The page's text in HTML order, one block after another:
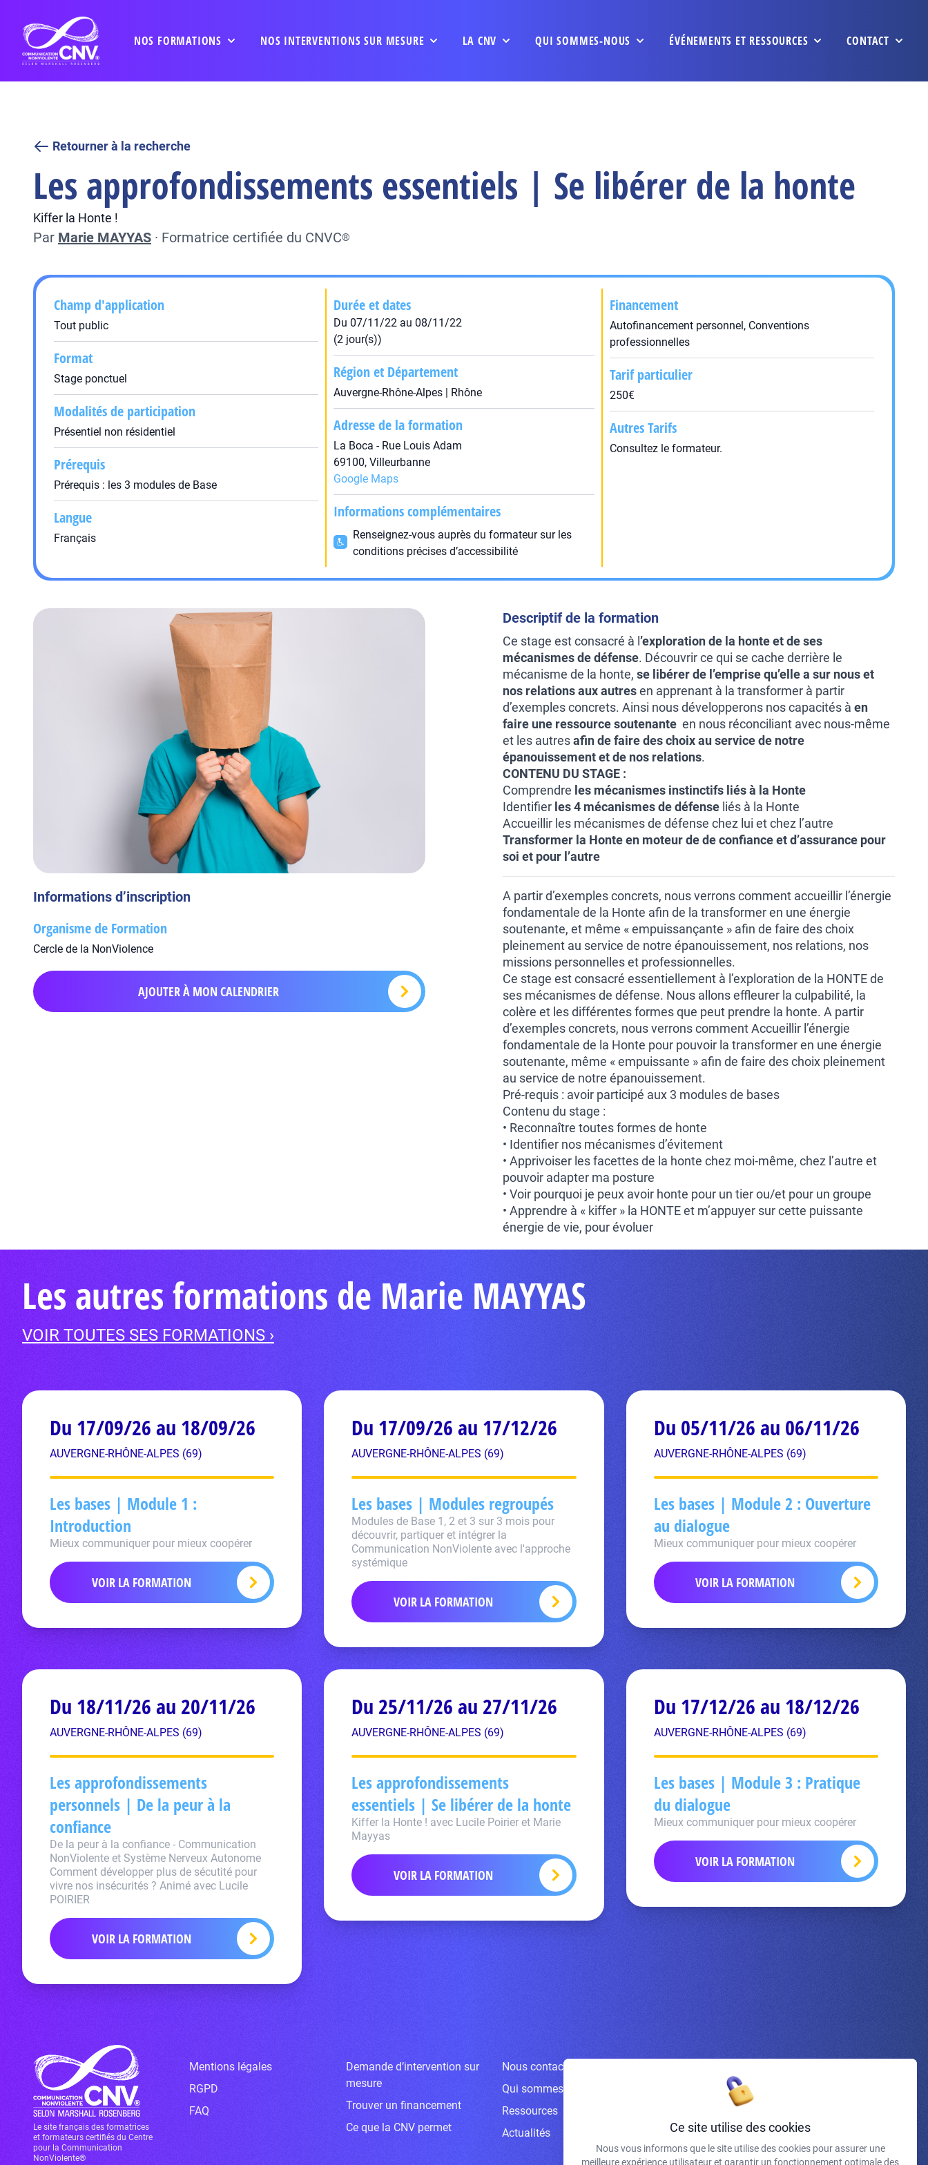
NOS FORMATIONS NOS INTERVENTIONS SUR MESURE LA CNV QUI SOMMES-NOUS ÉVÉNEMENTS ET RESSOURCES CONTACT
Retourner à la recherche
Les approfondissements essentiels | Se libérer de la honte
Kiffer la Honte !
Par Marie MAYYAS · Formatrice certifiée du CNVC®
Champ d'application
Tout public
Format
Stage ponctuel
Modalités de participation
Présentiel non résidentiel
Prérequis
Prérequis : les 3 modules de Base
Langue
Français
Durée et dates
Du 07/11/22 au 08/11/22
(2 jour(s))
Région et Département
Auvergne-Rhône-Alpes | Rhône
Adresse de la formation
La Boca - Rue Louis Adam
69100, Villeurbanne
Google Maps
Informations complémentaires
Renseignez-vous auprès du formateur sur les
conditions précises d’accessibilité
Financement
Autofinancement personnel, Conventions
professionnelles
Tarif particulier
250€
Autres Tarifs
Consultez le formateur.
Informations d’inscription
Organisme de Formation
Cercle de la NonViolence
AJOUTER À MON CALENDRIER
Descriptif de la formation
Ce stage est consacré à l ’exploration de la honte et de ses
mécanismes de défense. Découvrir ce qui se cache derrière le
mécanisme de la honte, se libérer de l’emprise qu’elle a sur nous et
nos relations aux autresen apprenant à la transformer à partir
d’exemples concrets. Ainsi nous développerons nos capacités à en
faire une ressource soutenante en nous réconciliant avec nous-même
et les autresafin de faire des choix au service de notre
épanouissement et de nos relations.
CONTENU DU STAGE :
Comprendre les mécanismes instinctifs liés à la Honte
Identifier les 4 mécanismes de défense liés à la Honte
Accueillir les mécanismes de défense chez lui et chez l’autre
Transformer la Honte en moteur de de confiance et d’assurance pour
soi et pour l’autre
A partir d’exemples concrets, nous verrons comment accueillir l’énergie
fondamentale de la Honte afin de la transformer en une énergie
soutenante, et même « empuissançante » afin de faire des choix
pleinement au service de notre épanouissement, nos relations, nos
missions personnelles et professionnelles.
Ce stage est consacré essentiellement à l’exploration de la HONTE de
ses mécanismes de défense. Nous allons effleurer la culpabilité, la
colère et les différentes formes que peut prendre la honte. A partir
d’exemples concrets, nous verrons comment Accueillir l’énergie
fondamentale de la Honte pour pouvoir la transformer en une énergie
soutenante, même « empuissante » afin de faire des choix pleinement
au service de notre épanouissement.
Pré-requis : avoir participé aux 3 modules de bases
Contenu du stage :
• Reconnaître toutes formes de honte
• Identifier nos mécanismes d’évitement
• Apprivoiser les facettes de la honte chez moi-même, chez l’autre et
pouvoir adapter ma posture
• Voir pourquoi je peux avoir honte pour un tier ou/et pour un groupe
• Apprendre à « kiffer » la HONTE et m’appuyer sur cette puissante
énergie de vie, pour évoluer
Les autres formations de Marie MAYYAS
VOIR TOUTES SES FORMATIONS ›
Du 17/09/26 au 18/09/26
AUVERGNE-RHÔNE-ALPES (69)
Les bases | Module 1 :
Introduction
Mieux communiquer pour mieux coopérer
VOIR LA FORMATION
Du 17/09/26 au 17/12/26
AUVERGNE-RHÔNE-ALPES (69)
Les bases | Modules regroupés
Modules de Base 1, 2 et 3 sur 3 mois pour
découvrir, partiquer et intégrer la
Communication NonViolente avec l'approche
systémique
VOIR LA FORMATION
Du 05/11/26 au 06/11/26
AUVERGNE-RHÔNE-ALPES (69)
Les bases | Module 2 : Ouverture
au dialogue
Mieux communiquer pour mieux coopérer
VOIR LA FORMATION
Du 18/11/26 au 20/11/26
AUVERGNE-RHÔNE-ALPES (69)
Les approfondissements
personnels | De la peur à la
confiance
De la peur à la confiance - Communication
NonViolente et Système Nerveux Autonome
Comment développer plus de sécutité pour
vivre nos insécurités ? Animé avec Lucile
POIRIER
VOIR LA FORMATION
Du 25/11/26 au 27/11/26
AUVERGNE-RHÔNE-ALPES (69)
Les approfondissements
essentiels | Se libérer de la honte
Kiffer la Honte ! avec Lucile Poirier et Marie
Mayyas
VOIR LA FORMATION
Du 17/12/26 au 18/12/26
AUVERGNE-RHÔNE-ALPES (69)
Les bases | Module 3 : Pratique
du dialogue
Mieux communiquer pour mieux coopérer
VOIR LA FORMATION
Le site français des formatrices
et formateurs certifiés du Centre
pour la Communication
NonViolente®
Mentions légales
RGPD
FAQ
Demande d’intervention sur
mesure
Trouver un financement
Ce que la CNV permet
Nous contacter
Qui sommes-nous ?
Ressources
Actualités
J'accepte de recevoir vos e-mails et confirme avoir pris
Ce site utilise des cookies
Nous vous informons que le site utilise des cookies pour assurer une
meilleure expérience utilisateur et garantir un fonctionnement optimale des